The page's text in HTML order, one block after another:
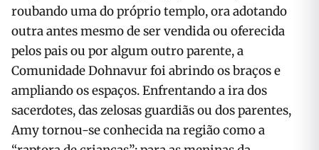
roubando uma do próprio templo, ora adotando
outra antes mesmo de ser vendida ou oferecida
pelos pais ou por algum outro parente, a
Comunidade Dohnavur foi abrindo os braços e
ampliando os espaços. Enfrentando a ira dos
sacerdotes, das zelosas guardiãs ou dos parentes,
Amy tornou-se conhecida na região como a